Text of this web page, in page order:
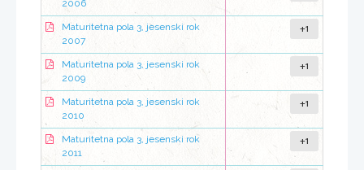
2006
Maturitetna pola 3, jesenski rok
2007
+1
Maturitetna pola 3, jesenski rok
2009
+1
Maturitetna pola 3, jesenski rok
2010
+1
Maturitetna pola 3, jesenski rok
2011
+1